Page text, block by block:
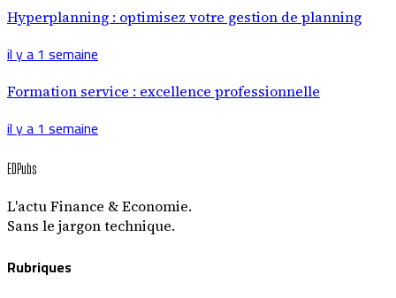
Hyperplanning : optimisez votre gestion de planning
il y a 1 semaine
Formation service : excellence professionnelle
il y a 1 semaine
EDPubs
L'actu Finance & Economie.
Sans le jargon technique.
Rubriques